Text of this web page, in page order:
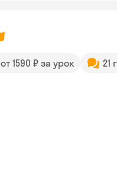
от 1590 ₽ за урок 21